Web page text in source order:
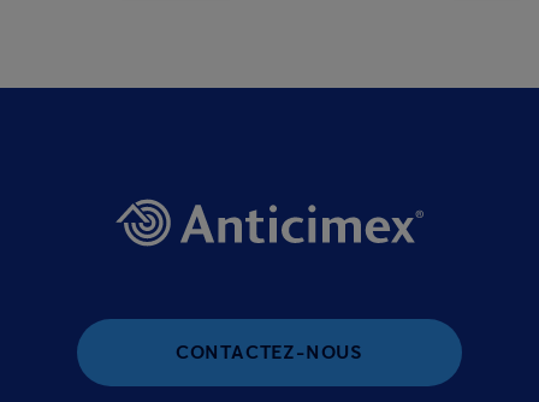
CONTACTEZ-NOUS